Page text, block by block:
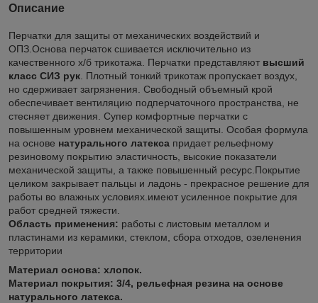
Описание
Перчатки для защиты от механических воздействий и
ОПЗ.Основа перчаток сшивается исключительно из
качественного х/б трикотажа. Перчатки представляют высший
класс СИЗ рук . Плотный тонкий трикотаж пропускает воздух,
но сдерживает загрязнения. Свободный объемный крой
обеспечивает вентиляцию подперчаточного пространства, не
стесняет движения. Супер комфортные перчатки с
повышенным уровнем механической защиты. Особая формула
на основе натурального латекса придает рельефному
резиновому покрытию эластичность, высокие показатели
механической защиты, а также повышенный ресурс.Покрытие
целиком закрывает пальцы и ладонь - прекрасное решение для
работы во влажных условиях.имеют усиленное покрытие для
работ средней тяжести.
Область применения: работы с листовым металлом и
пластинами из керамики, стеклом, сбора отходов, озеленения
территории
Материал основа: хлопок.
Материал покрытия: 3/4, рельефная резина на основе
натурального латекса.